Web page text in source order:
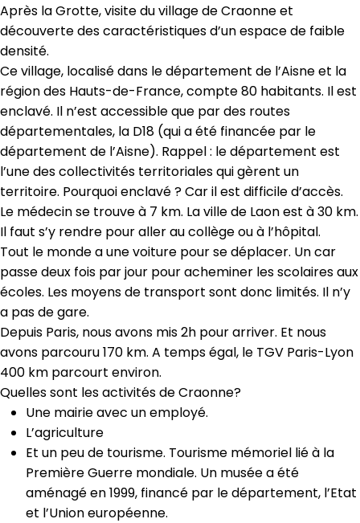
Après la Grotte, visite du village de Craonne et
découverte des caractéristiques d’un espace de faible
densité.
Ce village, localisé dans le département de l’Aisne et la
région des Hauts-de-France, compte 80 habitants. Il est
enclavé. Il n’est accessible que par des routes
départementales, la D18 (qui a été financée par le
département de l’Aisne). Rappel : le département est
l’une des collectivités territoriales qui gèrent un
territoire. Pourquoi enclavé ? Car il est difficile d’accès.
Le médecin se trouve à 7 km. La ville de Laon est à 30 km.
Il faut s’y rendre pour aller au collège ou à l’hôpital.
Tout le monde a une voiture pour se déplacer. Un car
passe deux fois par jour pour acheminer les scolaires aux
écoles. Les moyens de transport sont donc limités. Il n’y
a pas de gare.
Depuis Paris, nous avons mis 2h pour arriver. Et nous
avons parcouru 170 km. A temps égal, le TGV Paris-Lyon
400 km parcourt environ.
Quelles sont les activités de Craonne?
Une mairie avec un employé.
L’agriculture
Et un peu de tourisme. Tourisme mémoriel lié à la
Première Guerre mondiale. Un musée a été
aménagé en 1999, financé par le département, l’Etat
et l’Union européenne.